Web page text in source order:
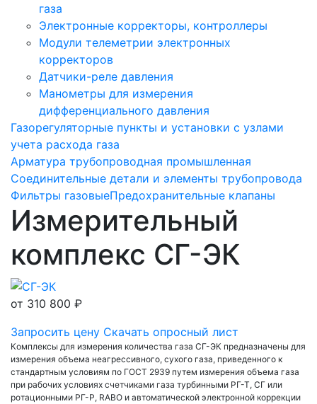
газа
Электронные корректоры, контроллеры
Модули телеметрии электронных
корректоров
Датчики-реле давления
Манометры для измерения
дифференциального давления
Газорегуляторные пункты и установки с узлами
учета расхода газа
Арматура трубопроводная промышленная
Соединительные детали и элементы трубопровода
Фильтры газовыеПредохранительные клапаны
Измерительный
комплекс СГ-ЭК
от 310 800 ₽
Запросить цену Скачать опросный лист
Комплексы для измерения количества газа СГ-ЭК предназначены для
измерения объема неагрессивного, сухого газа, приведенного к
стандартным условиям по ГОСТ 2939 путем измерения объема газа
при рабочих условиях счетчиками газа турбинными РГ-Т, СГ или
ротационными РГ-Р, RABO и автоматической электронной коррекции